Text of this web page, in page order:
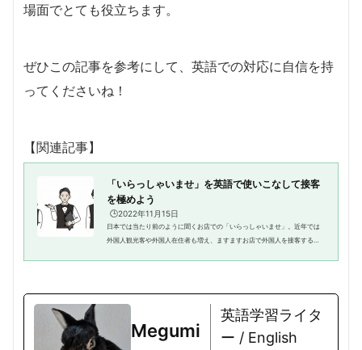
場面でとても役立ちます。
ぜひこの記事を参考にして、英語での対応に自信を持
ってくださいね！
【関連記事】
「いらっしゃいませ」を英語で使いこなして接客
を極めよう
🕒️2022年11月15日
日本では当たり前のように聞くお店での「いらっしゃいませ」。近年では
外国人観光客や外国人在住者も増え、ますますお店で外国人を接客する機
Megumi
英語学習ライタ
ー / English